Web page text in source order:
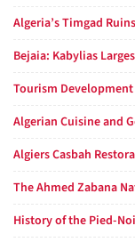
Algeria’s Timgad Ruins
Bejaia: Kabylias
Tourism
Algerian Cuisine and
Algiers Casbah
The Ahmed Zabana
History of the Pied-